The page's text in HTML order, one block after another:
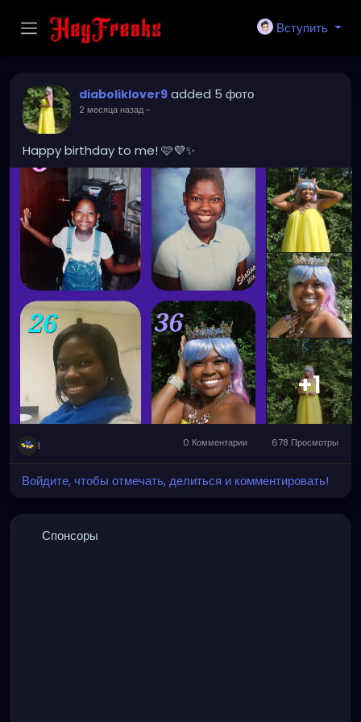
Вступить
diaboliklover9 added 5 фото
2 месяца назад-
Happy birthday to me! 🩷💜✨️
+1
1 0 Комментарии 678 Просмотры
Войдите, чтобы отмечать, делиться и комментировать!
Спонсоры